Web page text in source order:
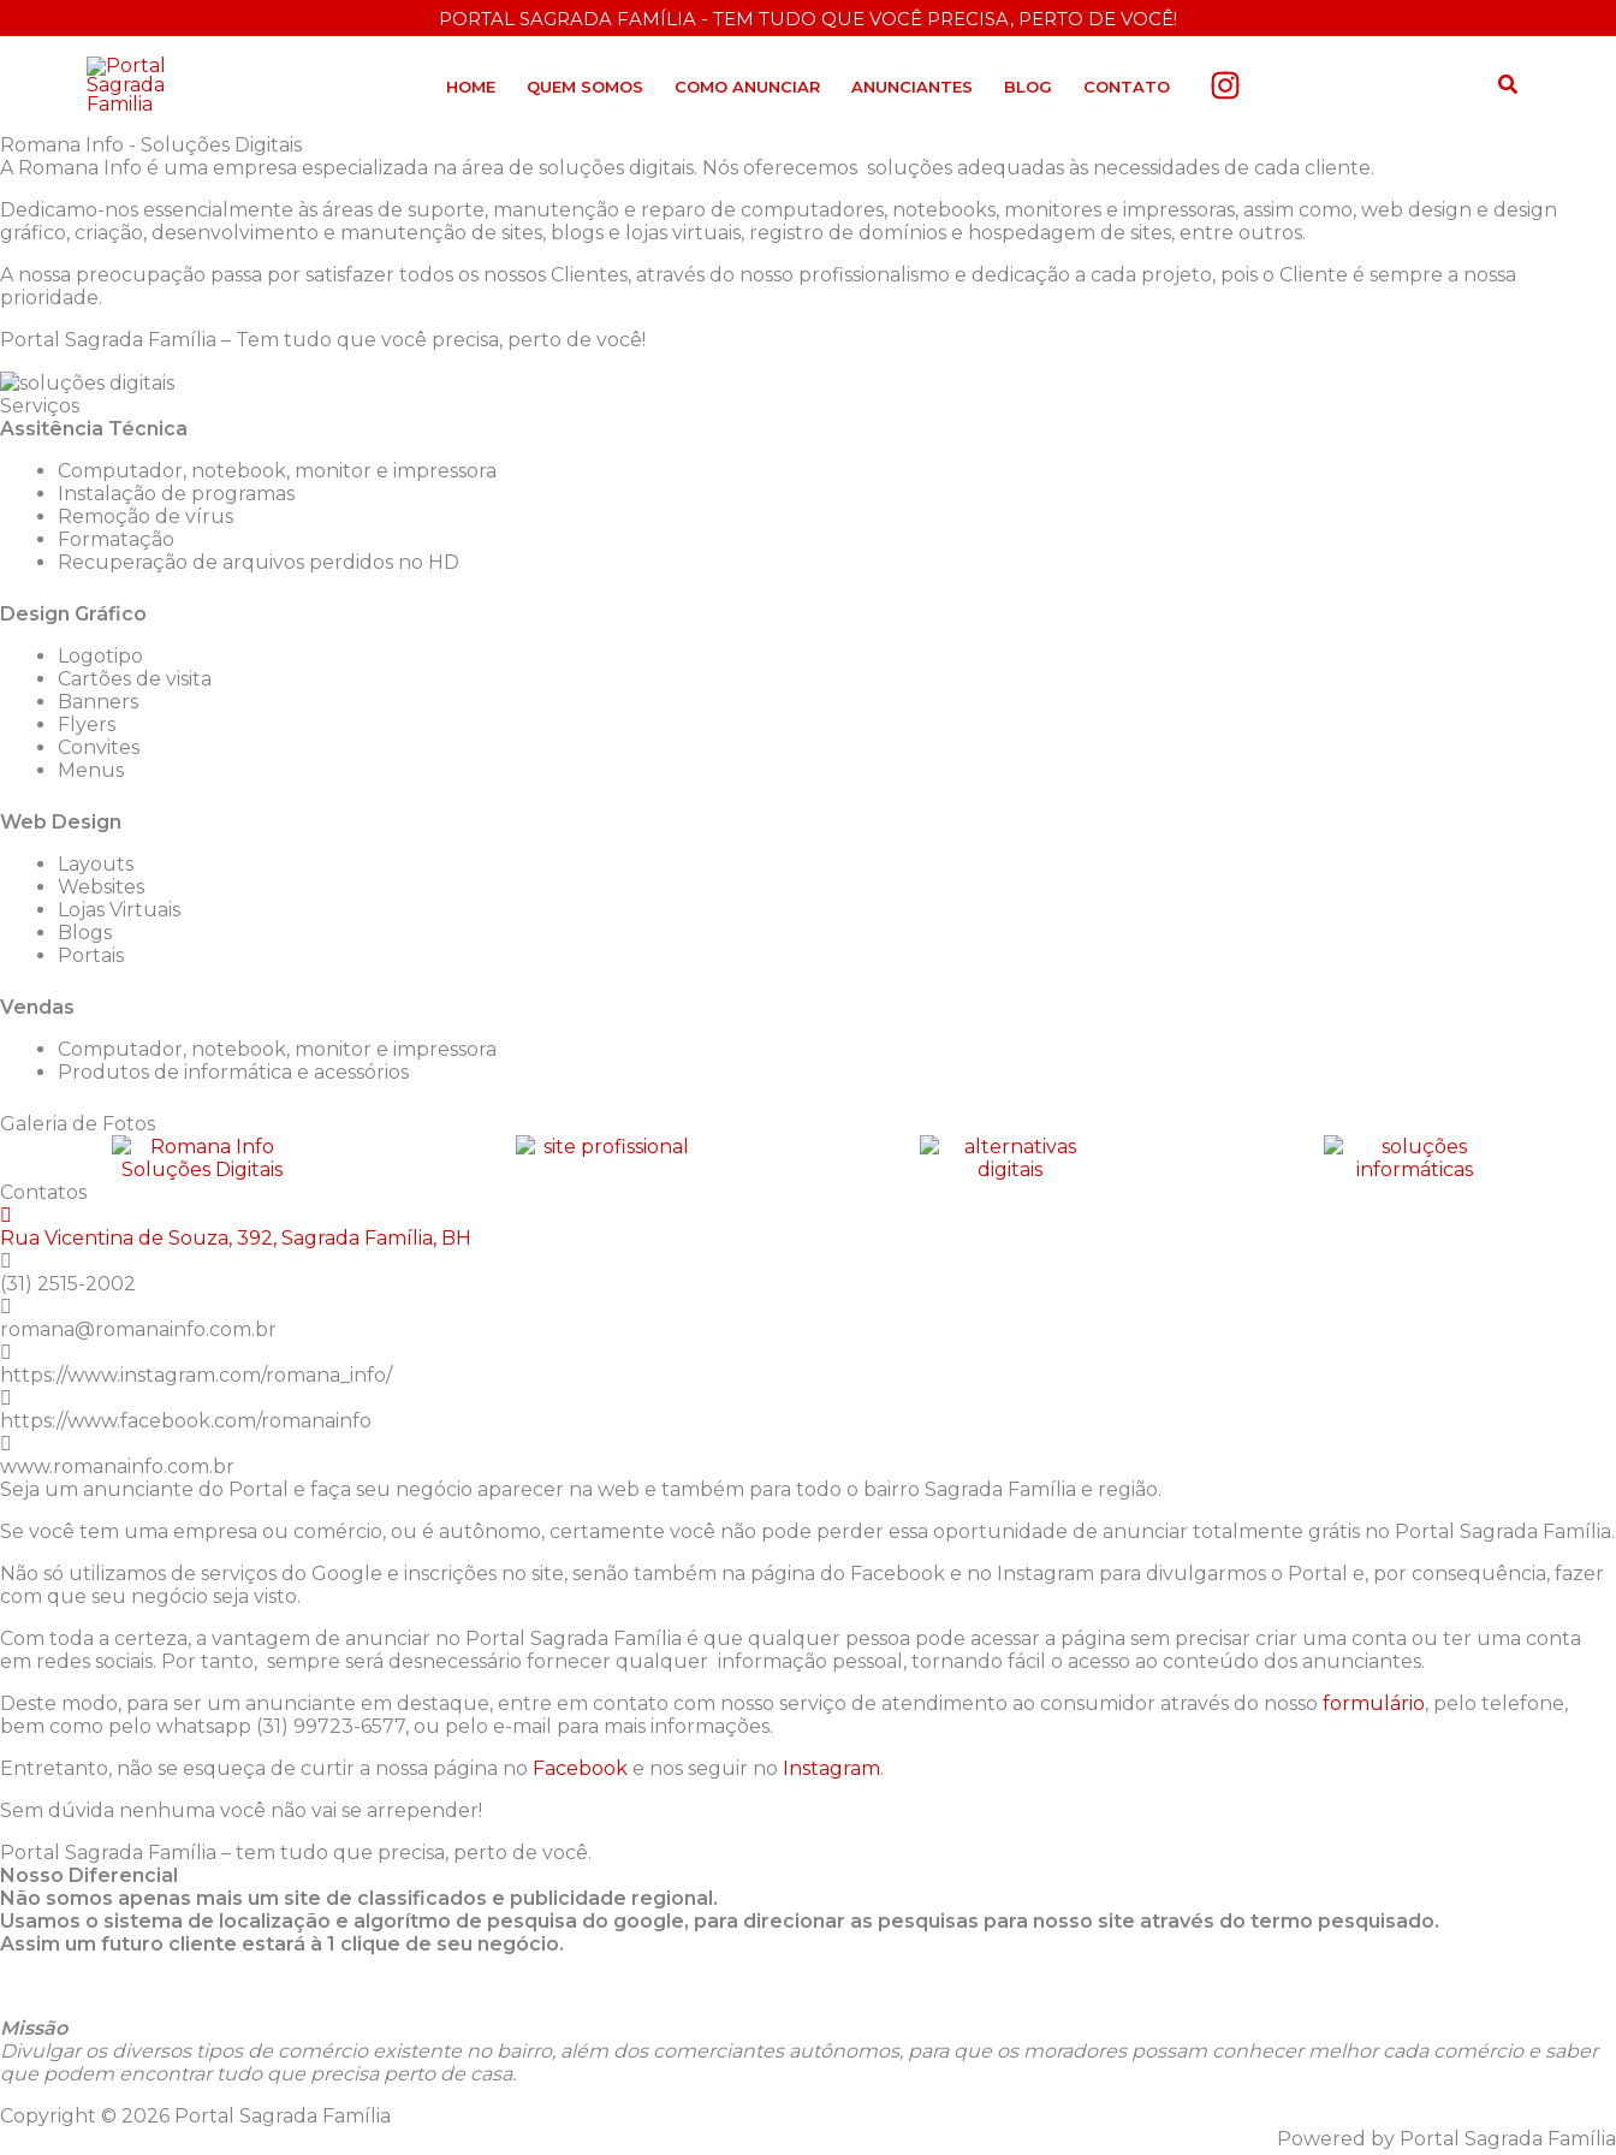
para
conteúdo
PORTAL SAGRADA FAMÍLIA - TEM TUDO QUE VOCÊ PRECISA, PERTO DE VOCÊ!
HOME QUEM SOMOS COMO ANUNCIAR ANUNCIANTES BLOG CONTATO Pesquisar
Romana Info - Soluções Digitais
A Romana Info é uma empresa especializada na área de soluções digitais. Nós oferecemos soluções adequadas às necessidades de cada cliente.
Dedicamo-nos essencialmente às áreas de suporte, manutenção e reparo de computadores, notebooks, monitores e impressoras, assim como, web design e design
gráfico, criação, desenvolvimento e manutenção de sites, blogs e lojas virtuais, registro de domínios e hospedagem de sites, entre outros.
A nossa preocupação passa por satisfazer todos os nossos Clientes, através do nosso profissionalismo e dedicação a cada projeto, pois o Cliente é sempre a nossa
prioridade.
Portal Sagrada Família – Tem tudo que você precisa, perto de você!
Serviços
Assitência Técnica
Computador, notebook, monitor e impressora
Instalação de programas
Remoção de vírus
Formatação
Recuperação de arquivos perdidos no HD
Design Gráfico
Logotipo
Cartões de visita
Banners
Flyers
Convites
Menus
Web Design
Layouts
Websites
Lojas Virtuais
Blogs
Portais
Vendas
Computador, notebook, monitor e impressora
Produtos de informática e acessórios
Galeria de Fotos
Contatos
Rua Vicentina de Souza, 392, Sagrada Família, BH
(31) 2515-2002
romana@romanainfo.com.br
https://www.instagram.com/romana_info/
https://www.facebook.com/romanainfo
www.romanainfo.com.br
Seja um anunciante do Portal e faça seu negócio aparecer na web e também para todo o bairro Sagrada Família e região.
Se você tem uma empresa ou comércio, ou é autônomo, certamente você não pode perder essa oportunidade de anunciar totalmente grátis no Portal Sagrada Família.
Não só utilizamos de serviços do Google e inscrições no site, senão também na página do Facebook e no Instagram para divulgarmos o Portal e, por consequência, fazer
com que seu negócio seja visto.
Com toda a certeza, a vantagem de anunciar no Portal Sagrada Família é que qualquer pessoa pode acessar a página sem precisar criar uma conta ou ter uma conta
em redes sociais. Por tanto, sempre será desnecessário fornecer qualquer informação pessoal, tornando fácil o acesso ao conteúdo dos anunciantes.
Deste modo, para ser um anunciante em destaque, entre em contato com nosso serviço de atendimento ao consumidor através do nosso formulário, pelo telefone,
bem como pelo whatsapp (31) 99723-6577, ou pelo e-mail para mais informações.
Entretanto, não se esqueça de curtir a nossa página no Facebook e nos seguir no Instagram.
Sem dúvida nenhuma você não vai se arrepender!
Portal Sagrada Família – tem tudo que precisa, perto de você.
Nosso Diferencial
Não somos apenas mais um site de classificados e publicidade regional.
Usamos o sistema de localização e algorítmo de pesquisa do google, para direcionar as pesquisas para nosso site através do termo pesquisado.
Assim um futuro cliente estará à 1 clique de seu negócio.
Missão
Divulgar os diversos tipos de comércio existente no bairro, além dos comerciantes autônomos, para que os moradores possam conhecer melhor cada comércio e saber
que podem encontrar tudo que precisa perto de casa.
Copyright © 2026 Portal Sagrada Família
Powered by Portal Sagrada Família